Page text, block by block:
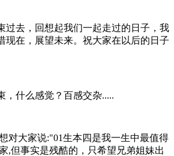
去，回想起我们一起走过的日子，我
现在，展望未来。祝大家在以后的日子
什么感觉？百感交杂.....
大家说:"01生本四是我一生中最值得
,但事实是残酷的，只希望兄弟姐妹出